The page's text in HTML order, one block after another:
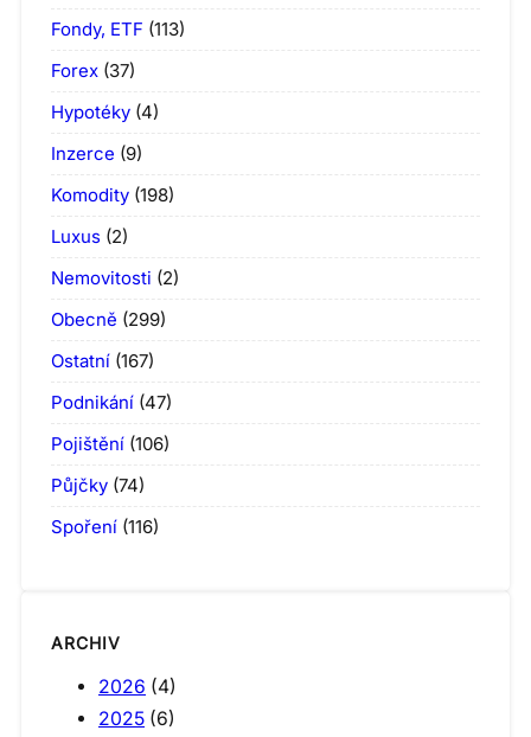
Fondy, ETF (113)
Forex (37)
Hypotéky (4)
Inzerce (9)
Komodity (198)
Luxus (2)
Nemovitosti (2)
Obecně (299)
Ostatní (167)
Podnikání (47)
Pojištění (106)
Půjčky (74)
Spoření (116)
ARCHIV
2026 (4)
2025 (6)